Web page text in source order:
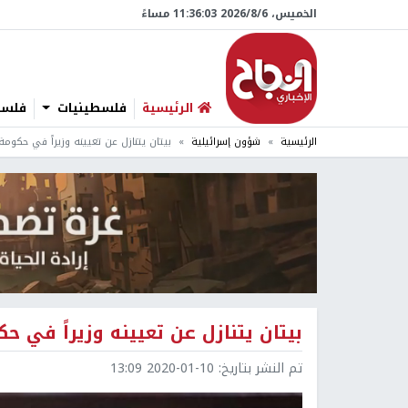
الخميس، 6/‏8/‏2026 11:36:04 مساءً
الرئيسية فلسطينيات
الرئيسية شؤون إسرائيلية بيتان يتنازل عن تعيينه وزيراً في
بيتان يتنازل عن تعيينه وزيراً في
تم النشر بتاريخ: 2020-01-10 13:09